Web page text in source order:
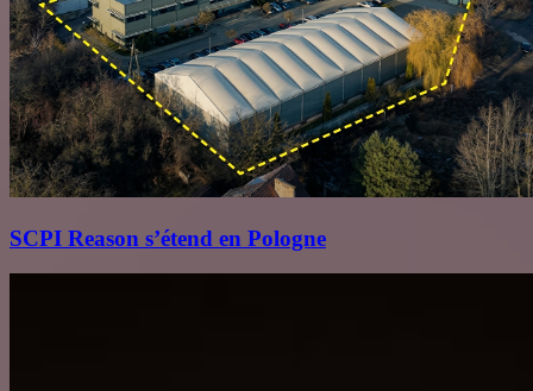
SCPI Reason s’étend en Pologne